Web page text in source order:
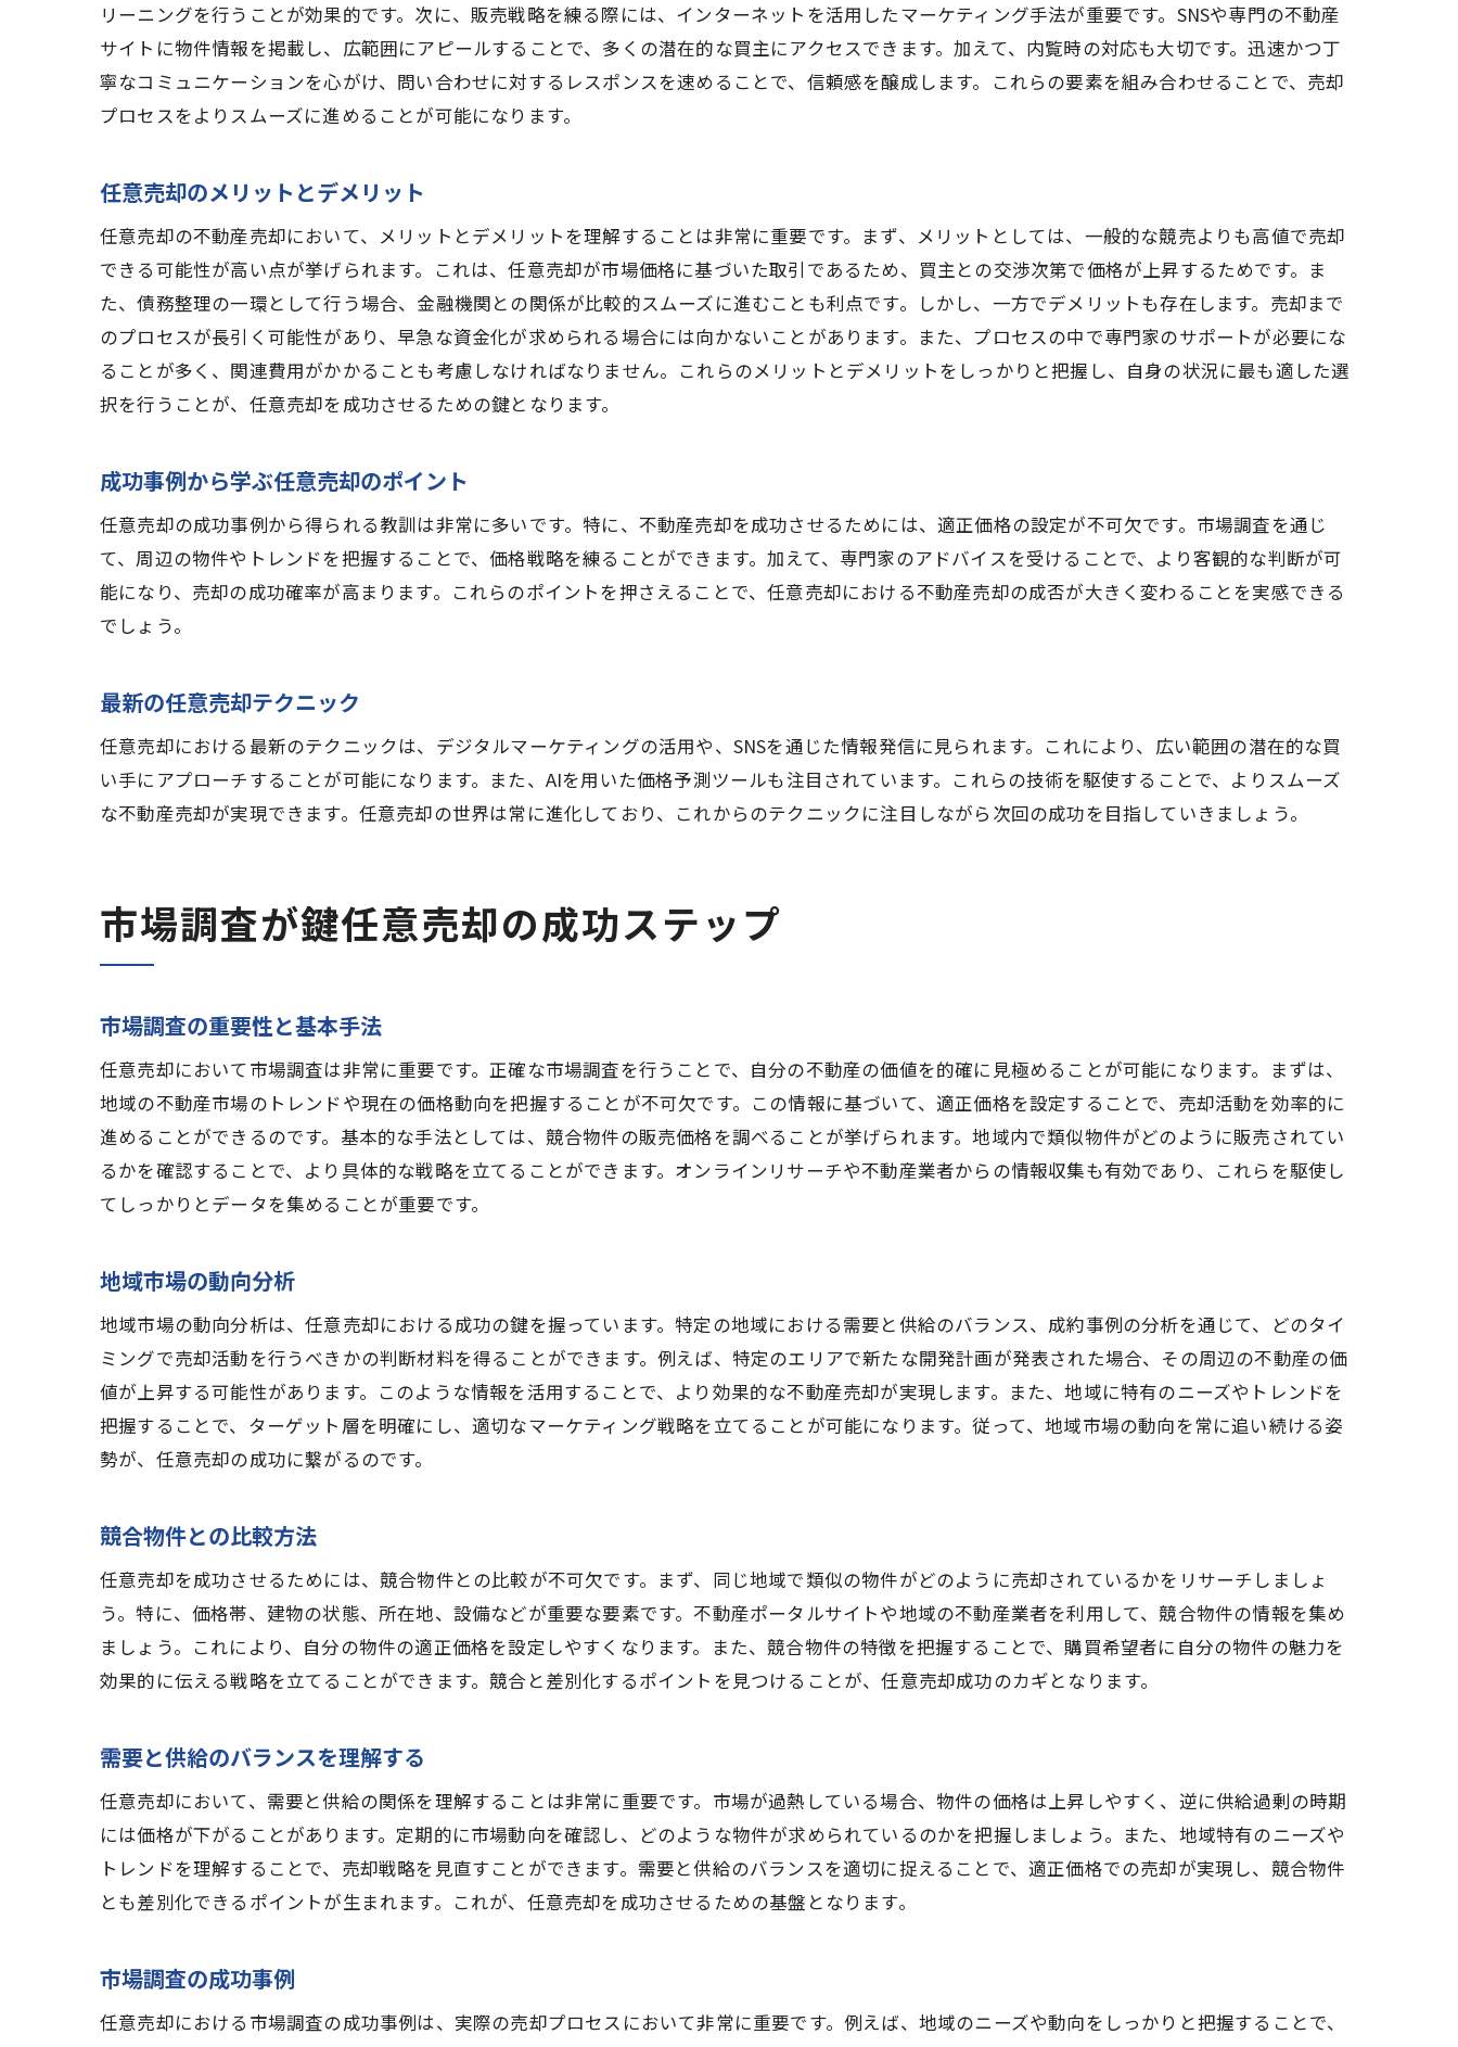
買主との折衝ポイント
交渉における心理戦術
専門家の助言を活用した交渉術
不動産エージェントの役割と重要性
法律的アドバイスの活用
評価や査定の専門家に相談するメリット
専門家のネットワークを活用する
成功事例に見る専門家の有用性
価格設定のベストプラクティス
市場変動に応じた価格設定戦略
適正価格と市場価値の関係
市場価値の正確な把握方法
契約までの具体的ステップ
売却活動の計画と実行
契約締結後のフォローアップ
実践的な売却活動の方法
買主を引きつけるマーケティング術
売却活動の進捗管理方法
リーニングを行うことが効果的です。次に、販売戦略を練る際には、インターネットを活用したマーケティング手法が重要です。SNSや専門の不動産
サイトに物件情報を掲載し、広範囲にアピールすることで、多くの潜在的な買主にアクセスできます。加えて、内覧時の対応も大切です。迅速かつ丁
寧なコミュニケーションを心がけ、問い合わせに対するレスポンスを速めることで、信頼感を醸成します。これらの要素を組み合わせることで、売却
プロセスをよりスムーズに進めることが可能になります。
任意売却のメリットとデメリット
任意売却の不動産売却において、メリットとデメリットを理解することは非常に重要です。まず、メリットとしては、一般的な競売よりも高値で売却
できる可能性が高い点が挙げられます。これは、任意売却が市場価格に基づいた取引であるため、買主との交渉次第で価格が上昇するためです。ま
た、債務整理の一環として行う場合、金融機関との関係が比較的スムーズに進むことも利点です。しかし、一方でデメリットも存在します。売却まで
のプロセスが長引く可能性があり、早急な資金化が求められる場合には向かないことがあります。また、プロセスの中で専門家のサポートが必要にな
ることが多く、関連費用がかかることも考慮しなければなりません。これらのメリットとデメリットをしっかりと把握し、自身の状況に最も適した選
択を行うことが、任意売却を成功させるための鍵となります。
成功事例から学ぶ任意売却のポイント
任意売却の成功事例から得られる教訓は非常に多いです。特に、不動産売却を成功させるためには、適正価格の設定が不可欠です。市場調査を通じ
て、周辺の物件やトレンドを把握することで、価格戦略を練ることができます。加えて、専門家のアドバイスを受けることで、より客観的な判断が可
能になり、売却の成功確率が高まります。これらのポイントを押さえることで、任意売却における不動産売却の成否が大きく変わることを実感できる
でしょう。
最新の任意売却テクニック
任意売却における最新のテクニックは、デジタルマーケティングの活用や、SNSを通じた情報発信に見られます。これにより、広い範囲の潜在的な買
い手にアプローチすることが可能になります。また、AIを用いた価格予測ツールも注目されています。これらの技術を駆使することで、よりスムーズ
な不動産売却が実現できます。任意売却の世界は常に進化しており、これからのテクニックに注目しながら次回の成功を目指していきましょう。
市場調査が鍵任意売却の成功ステップ
市場調査の重要性と基本手法
任意売却において市場調査は非常に重要です。正確な市場調査を行うことで、自分の不動産の価値を的確に見極めることが可能になります。まずは、
地域の不動産市場のトレンドや現在の価格動向を把握することが不可欠です。この情報に基づいて、適正価格を設定することで、売却活動を効率的に
進めることができるのです。基本的な手法としては、競合物件の販売価格を調べることが挙げられます。地域内で類似物件がどのように販売されてい
るかを確認することで、より具体的な戦略を立てることができます。オンラインリサーチや不動産業者からの情報収集も有効であり、これらを駆使し
てしっかりとデータを集めることが重要です。
地域市場の動向分析
地域市場の動向分析は、任意売却における成功の鍵を握っています。特定の地域における需要と供給のバランス、成約事例の分析を通じて、どのタイ
ミングで売却活動を行うべきかの判断材料を得ることができます。例えば、特定のエリアで新たな開発計画が発表された場合、その周辺の不動産の価
値が上昇する可能性があります。このような情報を活用することで、より効果的な不動産売却が実現します。また、地域に特有のニーズやトレンドを
把握することで、ターゲット層を明確にし、適切なマーケティング戦略を立てることが可能になります。従って、地域市場の動向を常に追い続ける姿
勢が、任意売却の成功に繋がるのです。
競合物件との比較方法
任意売却を成功させるためには、競合物件との比較が不可欠です。まず、同じ地域で類似の物件がどのように売却されているかをリサーチしましょ
う。特に、価格帯、建物の状態、所在地、設備などが重要な要素です。不動産ポータルサイトや地域の不動産業者を利用して、競合物件の情報を集め
ましょう。これにより、自分の物件の適正価格を設定しやすくなります。また、競合物件の特徴を把握することで、購買希望者に自分の物件の魅力を
効果的に伝える戦略を立てることができます。競合と差別化するポイントを見つけることが、任意売却成功のカギとなります。
需要と供給のバランスを理解する
任意売却において、需要と供給の関係を理解することは非常に重要です。市場が過熱している場合、物件の価格は上昇しやすく、逆に供給過剰の時期
には価格が下がることがあります。定期的に市場動向を確認し、どのような物件が求められているのかを把握しましょう。また、地域特有のニーズや
トレンドを理解することで、売却戦略を見直すことができます。需要と供給のバランスを適切に捉えることで、適正価格での売却が実現し、競合物件
とも差別化できるポイントが生まれます。これが、任意売却を成功させるための基盤となります。
市場調査の成功事例
任意売却における市場調査の成功事例は、実際の売却プロセスにおいて非常に重要です。例えば、地域のニーズや動向をしっかりと把握することで、